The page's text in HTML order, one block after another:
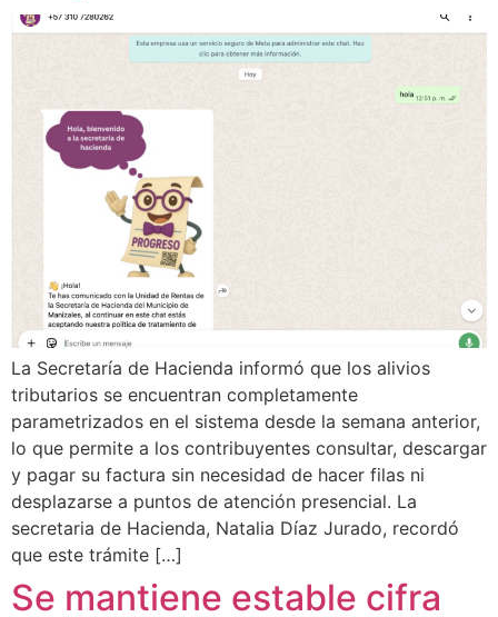
La Secretaría de Hacienda informó que los alivios
tributarios se encuentran completamente
parametrizados en el sistema desde la semana anterior,
lo que permite a los contribuyentes consultar, descargar
y pagar su factura sin necesidad de hacer filas ni
desplazarse a puntos de atención presencial. La
secretaria de Hacienda, Natalia Díaz Jurado, recordó
que este trámite […]
Se mantiene estable cifra